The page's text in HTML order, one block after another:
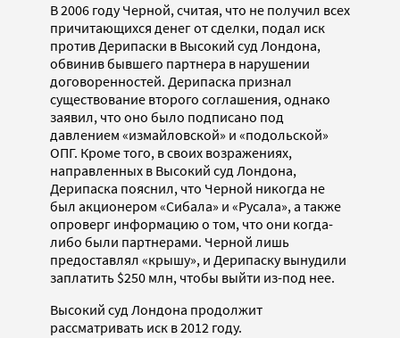
В 2006 году Черной, считая, что не получил всех
причитающихся денег от сделки, подал иск
против Дерипаски в Высокий суд Лондона,
обвинив бывшего партнера в нарушении
договоренностей. Дерипаска признал
существование второго соглашения, однако
заявил, что оно было подписано под
давлением «измайловской» и «подольской»
ОПГ. Кроме того, в своих возражениях,
направленных в Высокий суд Лондона,
Дерипаска пояснил, что Черной никогда не
был акционером «Сибала» и «Русала», а также
опроверг информацию о том, что они когда-
либо были партнерами. Черной лишь
предоставлял «крышу», и Дерипаску вынудили
заплатить $250 млн, чтобы выйти из-под нее.
Высокий суд Лондона продолжит
рассматривать иск в 2012 году.